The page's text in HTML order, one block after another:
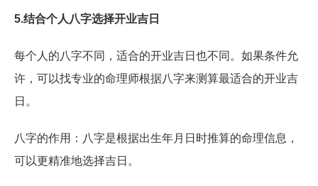
5.结合个人八字选择开业吉日
每个人的八字不同，适合的开业吉日也不同。如果条件允
许，可以找专业的命理师根据八字来测算最适合的开业吉
日。
八字的作用：八字是根据出生年月日时推算的命理信息，
可以更精准地选择吉日。